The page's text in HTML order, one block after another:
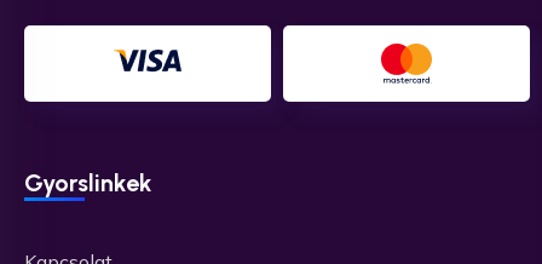
Gyorslinkek